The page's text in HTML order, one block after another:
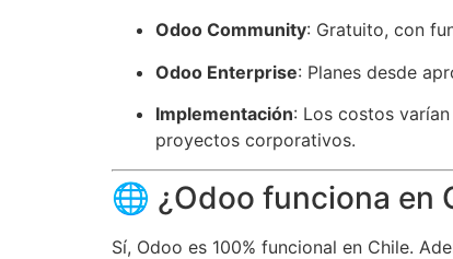
Odoo Community: Gratuito, con
Odoo Enterprise: Planes desde
Implementación: Los costos
proyectos corporativos.
🌐 ¿Odoo funciona en
Sí, Odoo es 100% funcional en Chile.